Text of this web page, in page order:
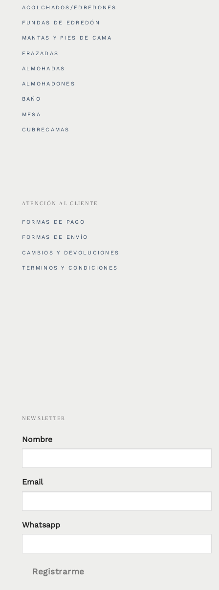
ACOLCHADOS/EDREDONES
FUNDAS DE EDREDÓN
MANTAS Y PIES DE CAMA
FRAZADAS
ALMOHADAS
ALMOHADONES
BAÑO
MESA
CUBRECAMAS
ATENCIÓN AL CLIENTE
FORMAS DE PAGO
FORMAS DE ENVÍO
CAMBIOS Y DEVOLUCIONES
TERMINOS Y CONDICIONES
NEWSLETTER
Nombre
Email
Whatsapp
Registrarme